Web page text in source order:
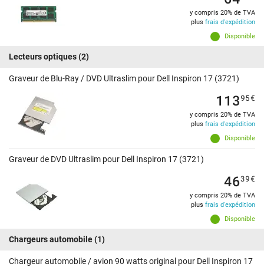
Disponible
y compris 20% de TVA
plus frais d'expédition
Lecteurs optiques(2)
Graveur de Blu-Ray / DVD Ultraslim pour Dell Inspiron 17 (3721)
Disponible
11395€
y compris 20% de TVA
plus frais d'expédition
Graveur de DVD Ultraslim pour Dell Inspiron 17 (3721)
Disponible
4639€
y compris 20% de TVA
plus frais d'expédition
Chargeurs automobile(1)
Chargeur automobile / avion 90 watts original pour Dell Inspiron 17